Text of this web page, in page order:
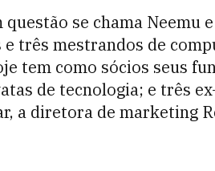
questão se chama
três mestrandos de
tem como sócios seus
de tecnologia; e três
a diretora de marketing